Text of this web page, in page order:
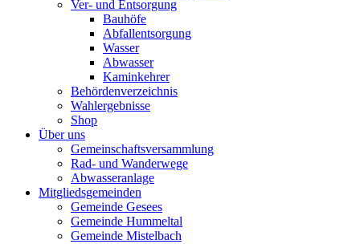
Ver- und Entsorgung
Bauhöfe
Abfallentsorgung
Wasser
Abwasser
Kaminkehrer
Behördenverzeichnis
Wahlergebnisse
Shop
Über uns
Gemeinschaftsversammlung
Rad- und Wanderwege
Abwasseranlage
Mitgliedsgemeinden
Gemeinde Gesees
Gemeinde Hummeltal
Gemeinde Mistelbach